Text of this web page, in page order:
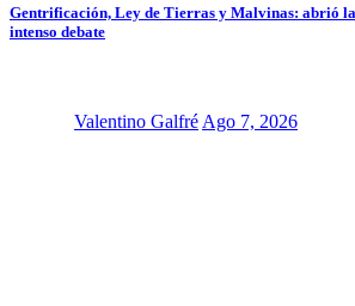
Gentrificación, Ley de Tierras y Malvinas: abrió
intenso debate
Valentino Galfré Ago 7, 2026